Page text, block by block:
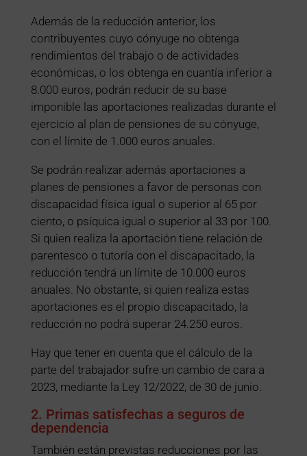
Además de la reducción anterior, los
contribuyentes cuyo cónyuge no obtenga
rendimientos del trabajo o de actividades
económicas, o los obtenga en cuantía inferior a
8.000 euros, podrán reducir de su base
imponible las aportaciones realizadas durante el
ejercicio al plan de pensiones de su cónyuge,
con el límite de 1.000 euros anuales.
Se podrán realizar además aportaciones a
planes de pensiones a favor de personas con
discapacidad física igual o superior al 65 por
ciento, o psíquica igual o superior al 33 por 100.
Si quien realiza la aportación tiene relación de
parentesco o tutoría con el discapacitado, la
reducción tendrá un límite de 10.000 euros
anuales. No obstante, si quien realiza estas
aportaciones es el propio discapacitado, la
reducción no podrá superar 24.250 euros.
Hay que tener en cuenta que el cálculo de la
parte del trabajador sufre un cambio de cara a
2023, mediante la Ley 12/2022, de 30 de junio.
2. Primas satisfechas a seguros de
dependencia
También están previstas reducciones por las